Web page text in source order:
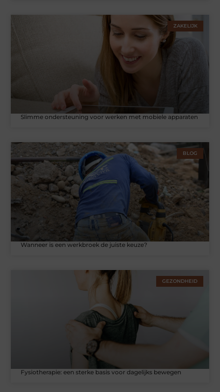
ZAKELIJK
Slimme ondersteuning voor werken met mobiele apparaten
BLOG
Wanneer is een werkbroek de juiste keuze?
GEZONDHEID
Fysiotherapie: een sterke basis voor dagelijks bewegen